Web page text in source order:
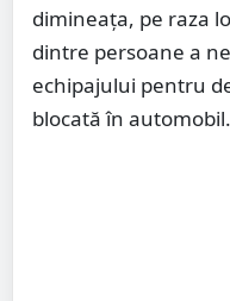
dimineața, pe raza
dintre persoane a
echipajului pentru
blocată în automobil.